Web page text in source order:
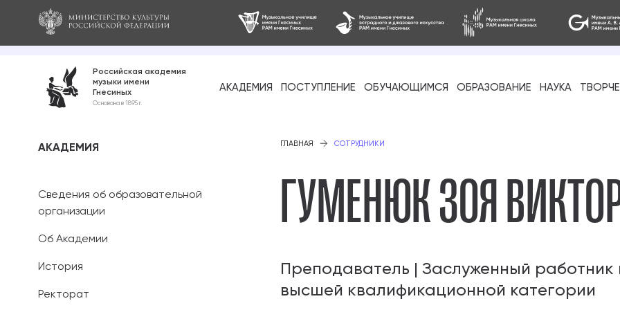
Российская академия
музыки имени
Гнесиных
Основана в 1895 г.
АКАДЕМИЯ ПОСТУПЛЕНИЕ ОБУЧАЮЩИМСЯ ОБРАЗОВАНИЕ НАУКА
Бакалавриат
Специалитет
Магистратура
Аспирантура
АКАДЕМИЯ
Сведения об образовательной
организации
Об Академии
История
Ректорат
ГЛАВНАЯ СОТРУДНИКИ
ГУМЕНЮК ЗОЯ
Преподаватель | Заслуженный
высшей квалификационной категории